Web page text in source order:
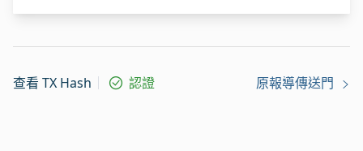
查看 TX Hash 認證 原報導傳送門